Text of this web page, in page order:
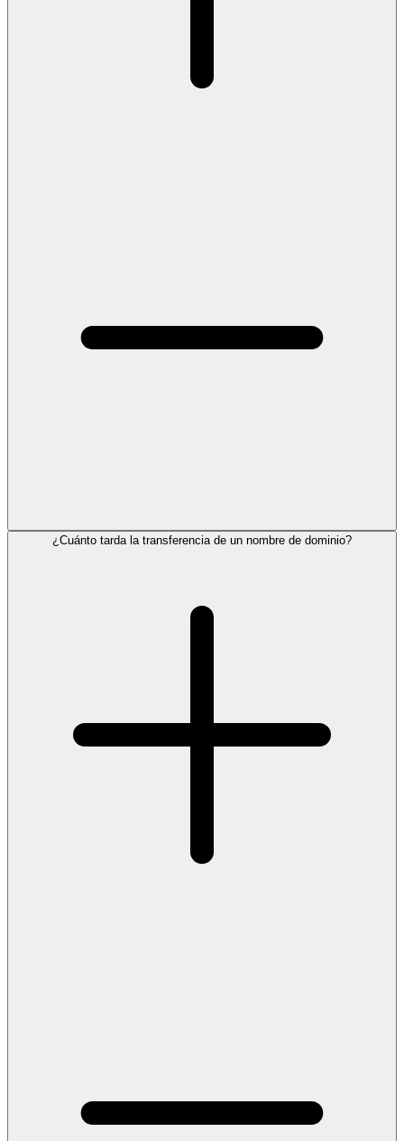
¿Cuánto tarda la transferencia de un nombre de dominio?